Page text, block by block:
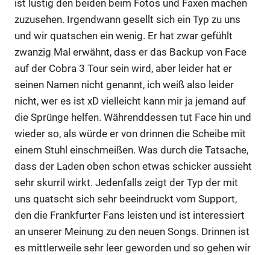
ist lustig den beiden beim Fotos und Faxen machen
zuzusehen. Irgendwann gesellt sich ein Typ zu uns
und wir quatschen ein wenig. Er hat zwar gefühlt
zwanzig Mal erwähnt, dass er das Backup von Face
auf der Cobra 3 Tour sein wird, aber leider hat er
seinen Namen nicht genannt, ich weiß also leider
nicht, wer es ist xD vielleicht kann mir ja jemand auf
die Sprünge helfen. Währenddessen tut Face hin und
wieder so, als würde er von drinnen die Scheibe mit
einem Stuhl einschmeißen. Was durch die Tatsache,
dass der Laden oben schon etwas schicker aussieht
sehr skurril wirkt. Jedenfalls zeigt der Typ der mit
uns quatscht sich sehr beeindruckt vom Support,
den die Frankfurter Fans leisten und ist interessiert
an unserer Meinung zu den neuen Songs. Drinnen ist
es mittlerweile sehr leer geworden und so gehen wir